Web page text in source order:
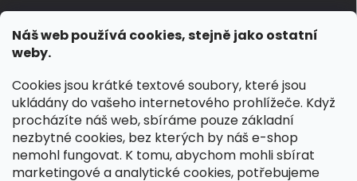
Náš web používá cookies, stejně jako ostatní
weby.
Cookies jsou krátké textové soubory, které jsou
ukládány do vašeho internetového prohlížeče. Když
procházíte náš web, sbíráme pouze základní
nezbytné cookies, bez kterých by náš e-shop
nemohl fungovat. K tomu, abychom mohli sbírat
marketingové a analytické cookies, potřebujeme
Výroba českých kožených opasků: vůně pravé kůže, dotek
řemesla
KONTAKT
dotazy@spongr.cz
+420 776 663 962